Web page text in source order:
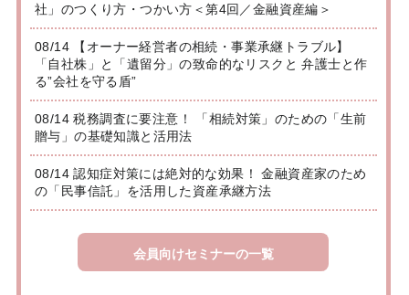
社」のつくり方・つかい方＜第4回／金融資産編＞
08/14 【オーナー経営者の相続・事業承継トラブル】
「自社株」と「遺留分」の致命的なリスクと 弁護士と作
る”会社を守る盾”
08/14 税務調査に要注意！ 「相続対策」のための「生前
贈与」の基礎知識と活用法
08/14 認知症対策には絶対的な効果！ 金融資産家のため
の「民事信託」を活用した資産承継方法
会員向けセミナーの一覧